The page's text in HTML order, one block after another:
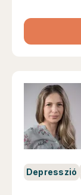
Depresszió